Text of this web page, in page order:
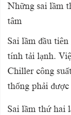
Những sai lầm
tâm
Sai lầm đầu
tính tải lạnh.
Chiller công
thống phải
Sai lầm thứ hai